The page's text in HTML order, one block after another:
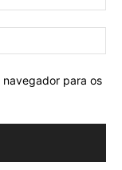
navegador para os